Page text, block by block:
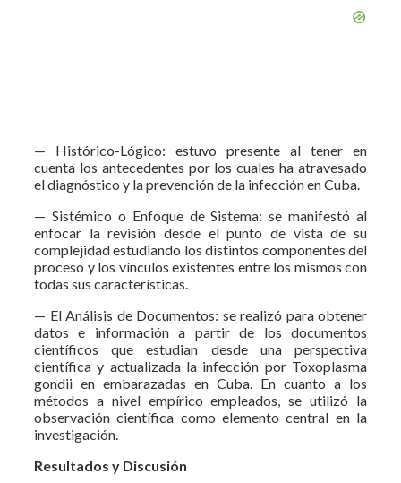
— Histórico-Lógico: estuvo presente al tener en
cuenta los antecedentes por los cuales ha atravesado
el diagnóstico y la prevención de la infección en Cuba.
— Sistémico o Enfoque de Sistema: se manifestó al
enfocar la revisión desde el punto de vista de su
complejidad estudiando los distintos componentes del
proceso y los vínculos existentes entre los mismos con
todas sus características.
— El Análisis de Documentos: se realizó para obtener
datos e información a partir de los documentos
científicos que estudian desde una perspectiva
científica y actualizada la infección por Toxoplasma
gondii en embarazadas en Cuba. En cuanto a los
métodos a nivel empírico empleados, se utilizó la
observación científica como elemento central en la
investigación.
Resultados y Discusión